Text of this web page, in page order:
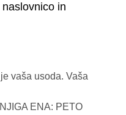
in
vaša usoda. Vaša
ENA: PETO